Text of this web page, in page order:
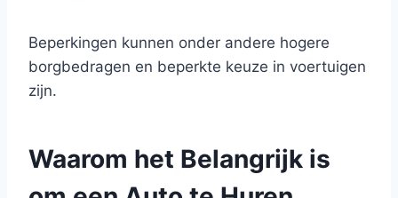
Beperkingen kunnen onder andere hogere
borgbedragen en beperkte keuze in voertuigen
zijn.
Waarom het Belangrijk is